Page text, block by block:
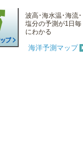
波高･海水温･海流･
塩分の予測が1日毎
にわかる
海洋予測マップ